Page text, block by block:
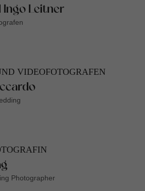
Ingo Leitner
VIDEOFOTOGRAFEN
Photographer